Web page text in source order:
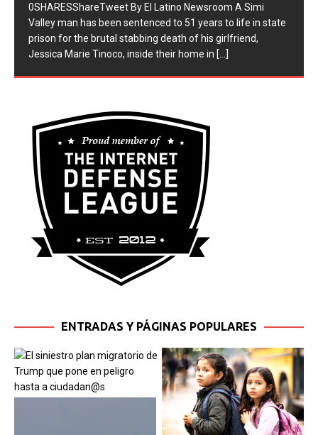
0SHARESShareTweet ​By El Latino Newsroom ​A Simi
Valley man has been sentenced to 51 years to life in state
prison for the brutal stabbing death of his girlfriend,
[...]